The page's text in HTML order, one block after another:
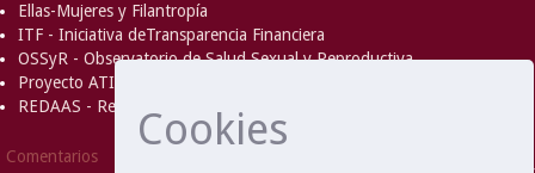
Cookies
Ellas-Mujeres y Filantropía
ITF - Iniciativa deTransparencia Financiera
OSSyR - Observatorio de Salud Sexual y Reproductiva
Proyecto ATICA
REDAAS - Red de Acceso al Aborto Seguro
Comentarios DSpace Software